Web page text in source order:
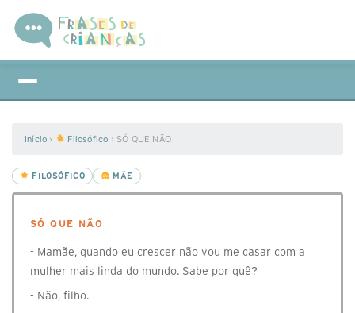
Início › Filosófico › SÓ QUE NÃO
FILOSÓFICO MÃE
SÓ QUE NÃO
- Mamãe, quando eu crescer não vou me casar com a
mulher mais linda do mundo. Sabe por quê?
- Não, filho.